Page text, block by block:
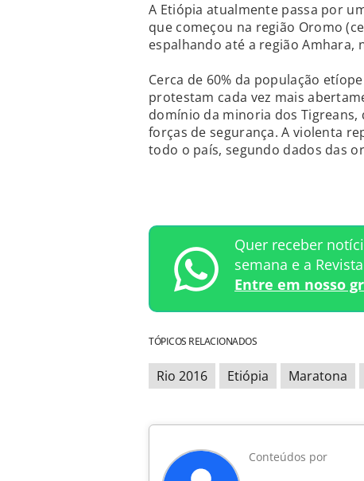
A Etiópia atualmente passa por
que começou na região Oromo
espalhando até a região Amhara,
Cerca de 60% da população
protestam cada vez mais
domínio da minoria dos Tigreans,
forças de segurança. A violenta
todo o país, segundo dados das
Quer receber
semana e a
Entre em nosso
TÓPICOS RELACIONADOS
Rio 2016 Etiópia Maratona
Conteúdos por